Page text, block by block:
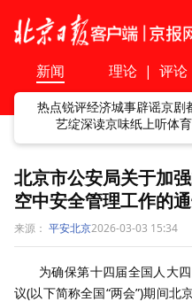
新闻 理论 | 评论
热点锐评经济城事辟谣京剧
艺绽深读京味纸上听体育
北京市公安局关于加
空中安全管理工作的
来源： 平安北京2026-03-03 15:34
为确保第十四届全国人大
议(以下简称全国“两会”)期间北